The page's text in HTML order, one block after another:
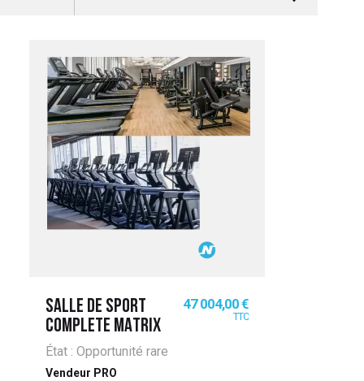
SALLE DE SPORT
COMPLETE MATRIX
Prix
47 004,00 €
TTC
État : Opportunité rare
Vendeur PRO